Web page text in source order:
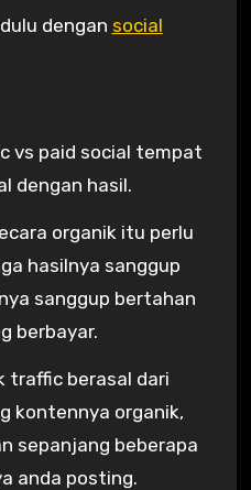
dengan social
vs paid social tempat
dengan hasil.
organik itu perlu
hasilnya sanggup
sanggup bertahan
berbayar.
traffic berasal dari
kontennya organik,
sepanjang beberapa
anda posting.